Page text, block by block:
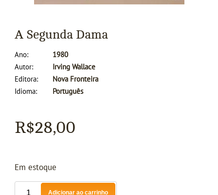
A Segunda Dama
Ano
1980
Autor
Irving Wallace
Editora
Nova Fronteira
Idioma
Português
R$28,00
Em estoque
Adicionar ao carrinho